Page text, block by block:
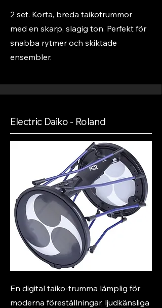
2 set. Korta, breda taikotrummor
med en skarp, slagig ton. Perfekt för
snabba rytmer och skiktade
ensembler.
Electric Daiko - Roland
En digital taiko-trumma lämplig för
moderna föreställningar, ljudkänsliga